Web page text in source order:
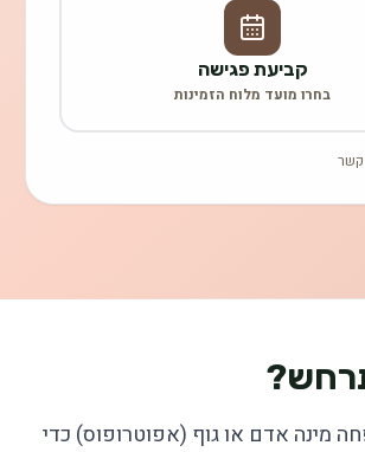
קביעת פגישה
בחרו מועד מלוח הזמינות
קשר
מינה אדם או גוף (אפוטרופוס) כדי